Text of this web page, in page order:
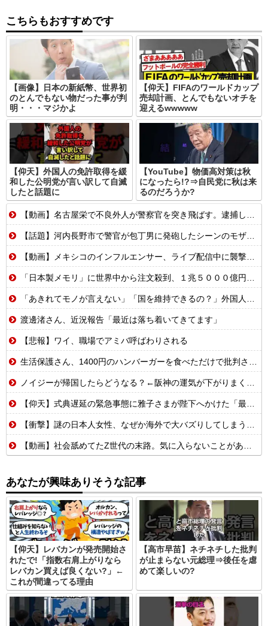
こちらもおすすめです
【画像】日本の新紙幣、世界初
のとんでもない物だった事が判
明・・・マジかよ
【仰天】FIFAのワールドカップ
売却計画、とんでもないオチを
迎えるwwwww
【仰天】外国人の免許取得を緩
和した公明党が言い訳して自滅
したと話題に
【YouTube】物価高対策は秋
になったら!?⇒自民党に秋は来
るのだろうか?
【動画】名古屋栄で不良外人が警察官を突き飛ばす。逮捕しろやｗｗｗ
【話題】河内長野市で警官が包丁男に発砲したシーンのモザ無し映像が公開される。
【動画】メキシコのインフルエンサー、ライブ配信中に襲撃されて死亡。
「日本製メモリ」に世界中から注文殺到、１兆５０００億円で工場増築へ
「あきれてモノが言えない」「国を維持できるの？」外国人の永住許可要件の厳格化で在日中国人の本音は？
渡邊渚さん、近況報告「最近は落ち着いてきてます」
【悲報】ワイ、職場でアミバ呼ばわりされる
生活保護さん、1400円のハンバーガーを食べただけで批判される
ノイジーが帰国したらどうなる？←阪神の運気が下がりまくるやろな
【仰天】式典遅延の緊急事態に雅子さまが陛下へかけた「最高の一言」とは? 楽曲提供:株式会社FLMusic
【衝撃】謎の日本人女性、なぜか海外で大バズりしてしまうwww
【動画】社会舐めてたZ世代の末路。気に入らないことがあれば退職代行で即退職!理想の職場を求め続けた結果
あなたが興味ありそうな記事
【仰天】レバカンが発売開始さ
れたで!「指数右肩上がりなら
レバカン買えば良くない?」←
これが間違ってる理由
【高市早苗】ネチネチした批判
が止まらない元総理⇒後任を虐
めて楽しいの?